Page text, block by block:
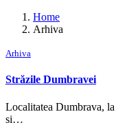
Home
Arhiva
Arhiva
Străzile Dumbravei
Localitatea Dumbrava,
si…